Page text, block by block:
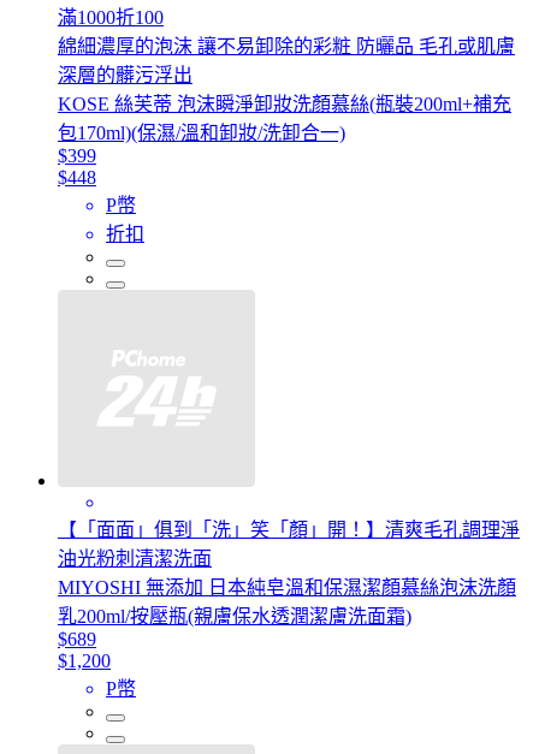
滿1000折100
綿細濃厚的泡沫 讓不易卸除的彩粧 防曬品 毛孔或肌膚
深層的髒污浮出
KOSE 絲芙蒂 泡沫瞬淨卸妝洗顏慕絲(瓶裝200ml+補充
包170ml)(保濕/溫和卸妝/洗卸合一)
$399
$448
P幣
折扣
【「面面」俱到「洗」笑「顏」開！】清爽毛孔調理淨
油光粉刺清潔洗面
MIYOSHI 無添加 日本純皂溫和保濕潔顏慕絲泡沫洗顏
乳200ml/按壓瓶(親膚保水透潤潔膚洗面霜)
$689
$1,200
P幣